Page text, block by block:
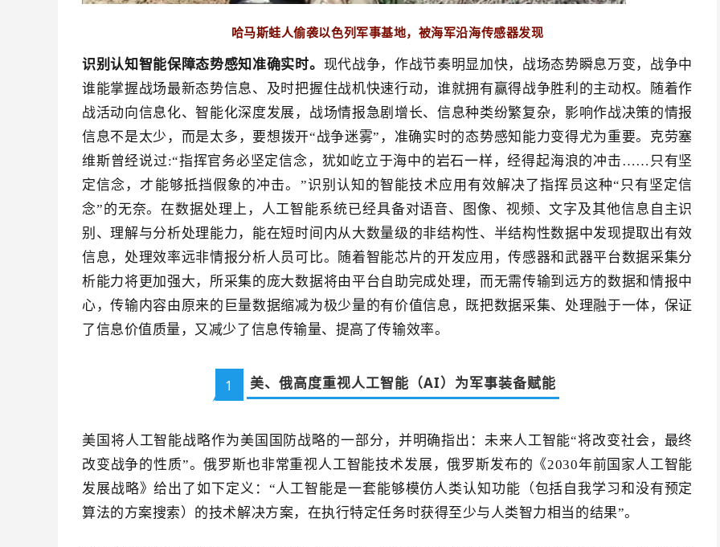
哈马斯蛙人偷袭以色列军事基地，被海军沿海传感器发现
识别认知智能保障态势感知准确实时。 现代战争，作战节奏明显加快，战场态势瞬息万变，战争中
谁能掌握战场最新态势信息、及时把握住战机快速行动，谁就拥有赢得战争胜利的主动权。随着作
战活动向信息化、智能化深度发展，战场情报急剧增长、信息种类纷繁复杂，影响作战决策的情报
信息不是太少，而是太多，要想拨开“战争迷雾”，准确实时的态势感知能力变得尤为重要。克劳塞
维斯曾经说过:“指挥官务必坚定信念，犹如屹立于海中的岩石一样，经得起海浪的冲击……只有坚
定信念，才能够抵挡假象的冲击。”识别认知的智能技术应用有效解决了指挥员这种“只有坚定信
念”的无奈。在数据处理上，人工智能系统已经具备对语音、图像、视频、文字及其他信息自主识
别、理解与分析处理能力，能在短时间内从大数量级的非结构性、半结构性数据中发现提取出有效
信息，处理效率远非情报分析人员可比。随着智能芯片的开发应用，传感器和武器平台数据采集分
析能力将更加强大，所采集的庞大数据将由平台自助完成处理，而无需传输到远方的数据和情报中
心，传输内容由原来的巨量数据缩减为极少量的有价值信息，既把数据采集、处理融于一体，保证
了信息价值质量，又减少了信息传输量、提高了传输效率。
1 美、俄高度重视人工智能（AI）为军事装备赋能
美国将人工智能战略作为美国国防战略的一部分，并明确指出：未来人工智能“将改变社会，最终
改变战争的性质”。俄罗斯也非常重视人工智能技术发展，俄罗斯发布的《2030年前国家人工智能
发展战略》给出了如下定义：“人工智能是一套能够模仿人类认知功能（包括自我学习和没有预定
算法的方案搜索）的技术解决方案，在执行特定任务时获得至少与人类智力相当的结果”。